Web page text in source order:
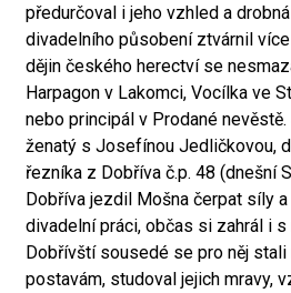
předurčoval i jeho vzhled a
divadelního působení ztvárnil
dějin českého herectví se
Harpagon v Lakomci, Vocílka ve
nebo principál v Prodané
ženatý s Josefínou Jedličkovou,
řezníka z Dobříva č.p. 48 (dnešní
Dobříva jezdil Mošna čerpat síly
divadelní práci, občas si zahrál i
Dobřívští sousedé se pro něj
postavám, studoval jejich mravy,